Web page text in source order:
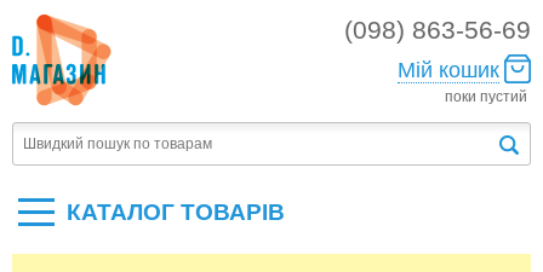
(098) 863-56-69
Мій кошик
поки пустий
КАТАЛОГ ТОВАРIВ